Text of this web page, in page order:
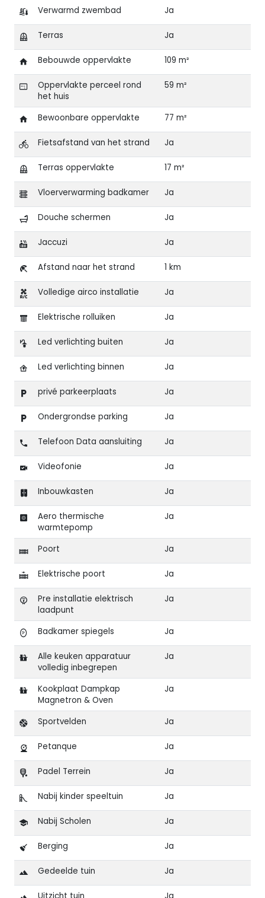
Verwarmd zwembad Ja
Terras Ja
Bebouwde oppervlakte 109 m²
Oppervlakte perceel rond
het huis
59 m²
Bewoonbare oppervlakte 77 m²
Fietsafstand van het strand Ja
Terras oppervlakte 17 m²
Vloerverwarming badkamer Ja
Douche schermen Ja
Jaccuzi Ja
Afstand naar het strand 1 km
Volledige airco installatie Ja
Elektrische rolluiken Ja
Led verlichting buiten Ja
Led verlichting binnen Ja
privé parkeerplaats Ja
Ondergrondse parking Ja
Telefoon Data aansluiting Ja
Videofonie Ja
Inbouwkasten Ja
Aero thermische
warmtepomp
Ja
Poort Ja
Elektrische poort Ja
Pre installatie elektrisch
laadpunt
Ja
Badkamer spiegels Ja
Alle keuken apparatuur
volledig inbegrepen
Ja
Kookplaat Dampkap
Magnetron & Oven
Ja
Sportvelden Ja
Petanque Ja
Padel Terrein Ja
Nabij kinder speeltuin Ja
Nabij Scholen Ja
Berging Ja
Gedeelde tuin Ja